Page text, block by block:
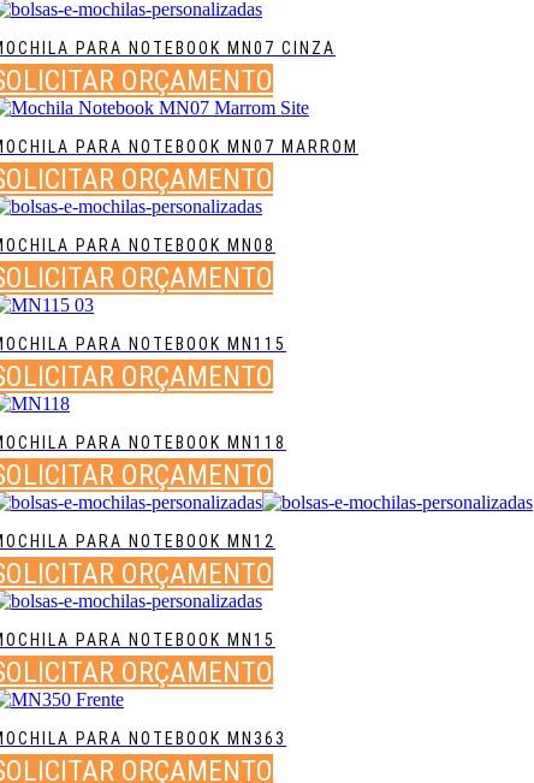
PARA NOTEBOOK MN07 CINZA
ORÇAMENTO
PARA NOTEBOOK MN07 MARROM
ORÇAMENTO
PARA NOTEBOOK MN08
ORÇAMENTO
PARA NOTEBOOK MN115
ORÇAMENTO
PARA NOTEBOOK MN118
ORÇAMENTO
PARA NOTEBOOK MN12
ORÇAMENTO
PARA NOTEBOOK MN15
ORÇAMENTO
PARA NOTEBOOK MN363
ORÇAMENTO